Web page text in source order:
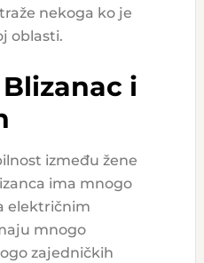
nekoga ko je
oblasti.
i
između žene
ima mnogo
električnim
mnogo
zajedničkih